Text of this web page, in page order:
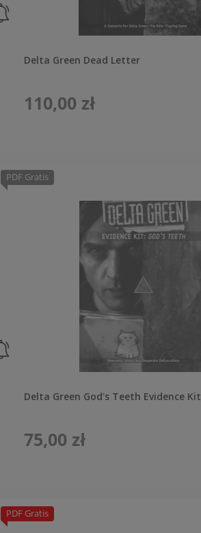
Delta Green Dead Letter
110,00 zł
Delta Green God's Teeth Evidence Kit
75,00 zł
PDF Gratis
PDF Gratis